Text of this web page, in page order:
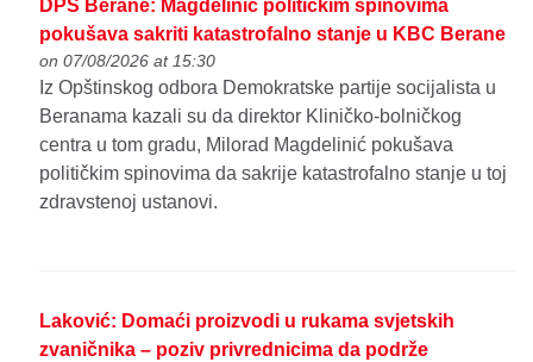
DPS Berane: Magdelinić političkim spinovima
pokušava sakriti katastrofalno stanje u KBC Berane
on 07/08/2026 at 15:30
Iz Opštinskog odbora Demokratske partije socijalista u
Beranama kazali su da direktor Kliničko-bolničkog
centra u tom gradu, Milorad Magdelinić pokušava
političkim spinovima da sakrije katastrofalno stanje u toj
zdravstenoj ustanovi.
Laković: Domaći proizvodi u rukama svjetskih
zvaničnika – poziv privrednicima da podrže